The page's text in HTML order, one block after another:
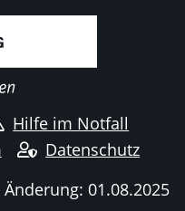
Hilfe im Notfall
Datenschutz
Änderung: 01.08.2025